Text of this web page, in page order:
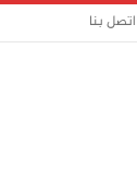
اتصل بنا